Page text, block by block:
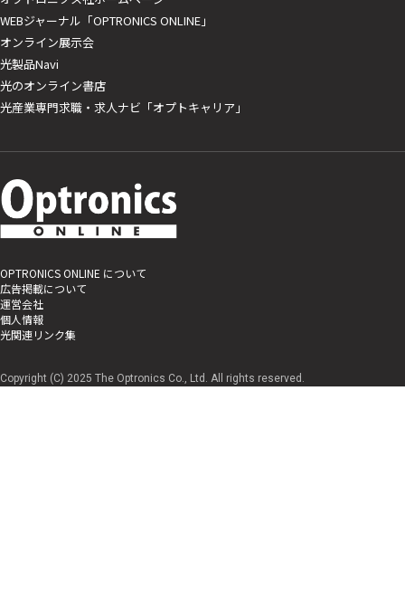
WEBジャーナル「OPTRONICS ONLINE」
オンライン展示会
光製品Navi
光のオンライン書店
光産業専門求職・求人ナビ「オプトキャリア」
OPTRONICS ONLINE について
広告掲載について
運営会社
個人情報
光関連リンク集
Copyright (C) 2025 The Optronics Co., Ltd. All rights reserved.